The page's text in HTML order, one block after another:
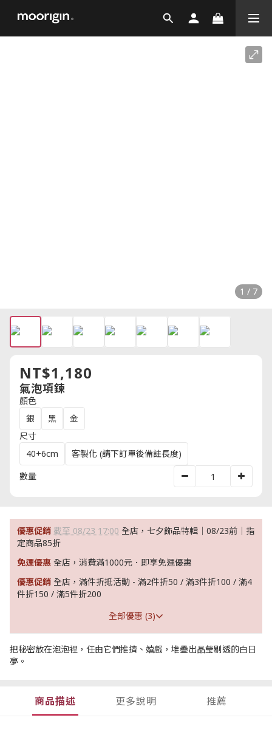
1 / 7
NT$1,180
氣泡項鍊
顏色
銀
黑
金
尺寸
40+6cm
客製化 (請下訂單後備註長度)
數量
優惠促銷 截至 08/23 17:00 全店，七夕飾品特輯｜08/23前｜指
定商品85折
免運優惠 全店，消費滿1000元．即享免運優惠
優惠促銷 全店，滿件折抵活動 - 滿2件折50 / 滿3件折100 / 滿4
件折150 / 滿5件折200
全部優惠 (3)
把秘密放在泡泡裡，任由它們推擠、嬉戲，堆疊出晶瑩剔透的白日
夢。
商品描述 更多說明 推薦